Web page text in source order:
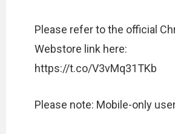
Please refer to the official
Webstore link here:
https://t.co/V3vMq31TKb
Please note: Mobile-only